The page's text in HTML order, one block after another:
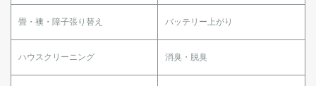
畳・襖・障子張り替え バッテリー上がり
ハウスクリーニング 消臭・脱臭